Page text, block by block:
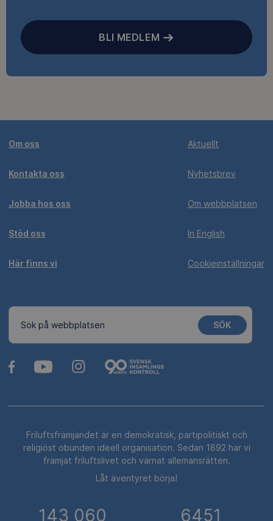
BLI MEDLEM
Om oss
Kontakta oss
Jobba hos oss
Stöd oss
Här finns vi
Aktuellt
Nyhetsbrev
Om webbplatsen
In English
Cookieinställningar
Sök på webbplatsen SÖK
Friluftsfrämjandet är en demokratisk, partipolitiskt och
religiöst obunden ideell organisation. Sedan 1892 har vi
främjat friluftslivet och värnat allemansrätten.
Låt äventyret börja!
143 060 6451